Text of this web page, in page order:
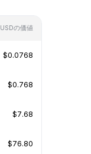
USDの価値
$0.0768
$0.768
$7.68
$76.80